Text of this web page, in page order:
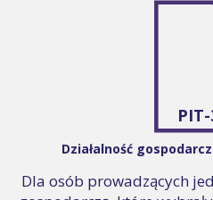
Działalność
Dla osób prowadzących